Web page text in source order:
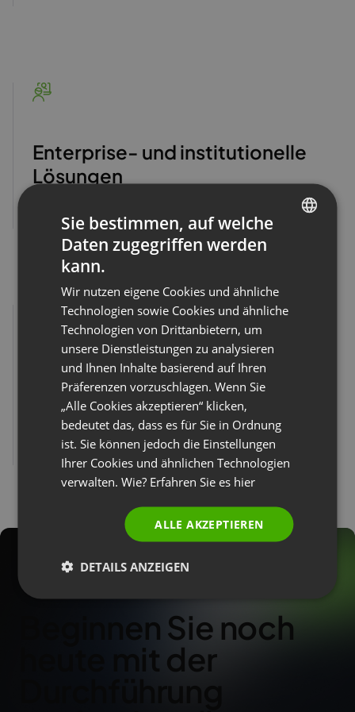
Enterprise- und institutionelle
Lösungen
PR&Partnerschaft
pr@clickmeeting.com
partnership@clickmeeting.com
Beginnen Sie noch
heute mit der
Durchführung
ENGLISH
GERMAN
POLISH
RUSSIAN
SPANISH
ITALIAN
Sie bestimmen, auf welche
Daten zugegriffen werden
kann.
Wir nutzen eigene Cookies und ähnliche
Technologien sowie Cookies und ähnliche
Technologien von Drittanbietern, um
unsere Dienstleistungen zu analysieren
und Ihnen Inhalte basierend auf Ihren
Präferenzen vorzuschlagen. Wenn Sie
„Alle Cookies akzeptieren“ klicken,
bedeutet das, dass es für Sie in Ordnung
ist. Sie können jedoch die Einstellungen
Ihrer Cookies und ähnlichen Technologien
verwalten. Wie? Erfahren Sie es hier
ALLE AKZEPTIEREN
DETAILS ANZEIGEN